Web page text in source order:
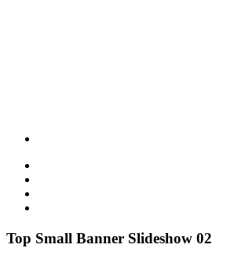
Top Small Banner Slideshow 02